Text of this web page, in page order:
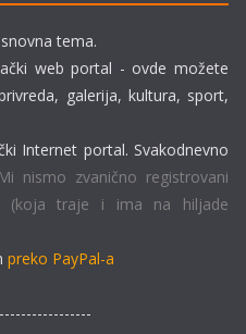
tema.
web portal - ovde možete
galerija, kultura, sport,
Internet portal. Svakodnevno
Mi nismo zvanično registrovani
(koja traje i ima na hiljade
preko PayPal-a